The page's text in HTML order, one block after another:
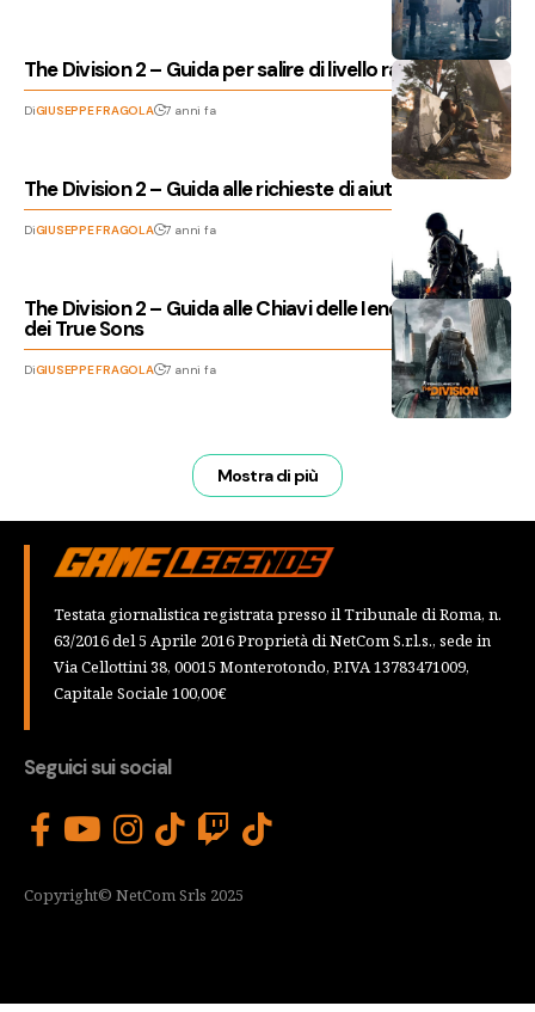
The Division 2 – Guida per salire di livello rapidamente
DiGIUSEPPE FRAGOLA 7 anni fa
The Division 2 – Guida alle richieste di aiuto
DiGIUSEPPE FRAGOLA 7 anni fa
The Division 2 – Guida alle Chiavi delle Iene, dei Reietti e
dei True Sons
DiGIUSEPPE FRAGOLA 7 anni fa
Mostra di più
Testata giornalistica registrata presso il Tribunale di Roma, n.
63/2016 del 5 Aprile 2016 Proprietà di NetCom S.r.l.s., sede in
Via Cellottini 38, 00015 Monterotondo, P.IVA 13783471009,
Capitale Sociale 100,00€
Seguici sui social
Copyright© NetCom Srls 2025